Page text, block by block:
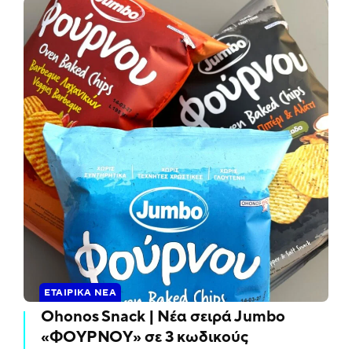
ΕΤΑΙΡΙΚΆ ΝΈΑ
Ohonos Snack | Νέα σειρά Jumbo
«ΦΟΥΡΝΟΥ» σε 3 κωδικούς